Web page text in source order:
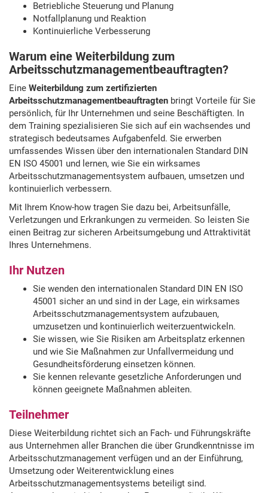
Betriebliche Steuerung und Planung
Notfallplanung und Reaktion
Kontinuierliche Verbesserung
Warum eine Weiterbildung zum
Arbeitsschutzmanagementbeauftragten?
Eine Weiterbildung zum zertifizierten
Arbeitsschutzmanagementbeauftragten bringt Vorteile für Sie
persönlich, für Ihr Unternehmen und seine Beschäftigten. In
dem Training spezialisieren Sie sich auf ein wachsendes und
strategisch bedeutsames Aufgabenfeld. Sie erwerben
umfassendes Wissen über den internationalen Standard DIN
EN ISO 45001 und lernen, wie Sie ein wirksames
Arbeitsschutzmanagementsystem aufbauen, umsetzen und
kontinuierlich verbessern.
Mit Ihrem Know-how tragen Sie dazu bei, Arbeitsunfälle,
Verletzungen und Erkrankungen zu vermeiden. So leisten Sie
einen Beitrag zur sicheren Arbeitsumgebung und Attraktivität
Ihres Unternehmens.
Ihr Nutzen
Sie wenden den internationalen Standard DIN EN ISO
45001 sicher an und sind in der Lage, ein wirksames
Arbeitsschutzmanagementsystem aufzubauen,
umzusetzen und kontinuierlich weiterzuentwickeln.
Sie wissen, wie Sie Risiken am Arbeitsplatz erkennen
und wie Sie Maßnahmen zur Unfallvermeidung und
Gesundheitsförderung einsetzen können.
Sie kennen relevante gesetzliche Anforderungen und
können geeignete Maßnahmen ableiten.
Teilnehmer
Diese Weiterbildung richtet sich an Fach- und Führungskräfte
aus Unternehmen aller Branchen die über Grundkenntnisse im
Arbeitsschutzmanagement verfügen und an der Einführung,
Umsetzung oder Weiterentwicklung eines
Arbeitsschutzmanagementsystems beteiligt sind.